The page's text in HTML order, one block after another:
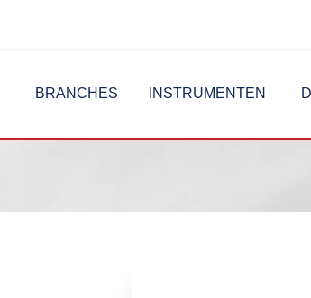
BRANCHES INSTRUMENTEN